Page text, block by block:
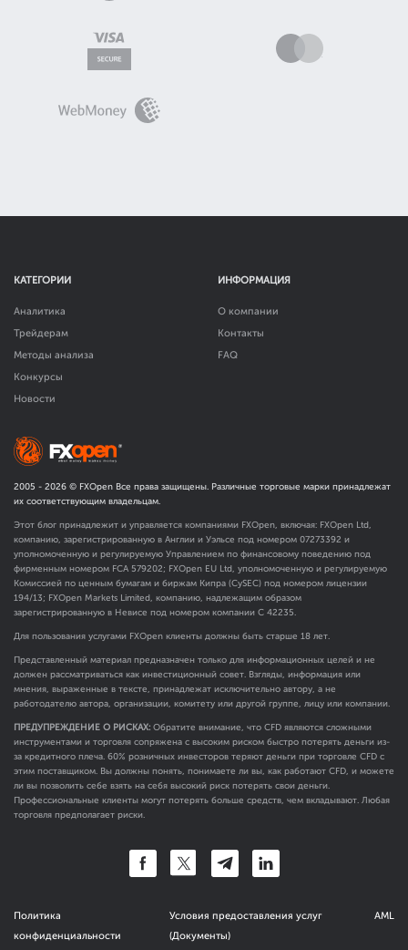
КАТЕГОРИИ
Аналитика
Трейдерам
Методы анализа
Конкурсы
Новости
ИНФОРМАЦИЯ
О компании
Контакты
FAQ
2005 - 2026 © FXOpen Все права защищены. Различные торговые марки принадлежат
их соответствующим владельцам.
Этот блог принадлежит и управляется компаниями FXOpen, включая: FXOpen Ltd,
компанию, зарегистрированную в Англии и Уэльсе под номером 07273392 и
уполномоченную и регулируемую Управлением по финансовому поведению под
фирменным номером FCA 579202; FXOpen EU Ltd, уполномоченную и регулируемую
Комиссией по ценным бумагам и биржам Кипра (CySEC) под номером лицензии
194/13; FXOpen Markets Limited, компанию, надлежащим образом
зарегистрированную в Невисе под номером компании C 42235.
Для пользования услугами FXOpen клиенты должны быть старше 18 лет.
Представленный материал предназначен только для информационных целей и не
должен рассматриваться как инвестиционный совет. Взгляды, информация или
мнения, выраженные в тексте, принадлежат исключительно автору, а не
работодателю автора, организации, комитету или другой группе, лицу или компании.
ПРЕДУПРЕЖДЕНИЕ О РИСКАХ: Обратите внимание, что CFD являются сложными
инструментами и торговля сопряжена с высоким риском быстро потерять деньги из-
за кредитного плеча. 60% розничных инвесторов теряют деньги при торговле CFD с
этим поставщиком. Вы должны понять, понимаете ли вы, как работают CFD, и можете
ли вы позволить себе взять на себя высокий риск потерять свои деньги.
Профессиональные клиенты могут потерять больше средств, чем вкладывают. Любая
торговля предполагает риски.
Политика
конфиденциальности
Условия предоставления услуг
(Документы)
AML